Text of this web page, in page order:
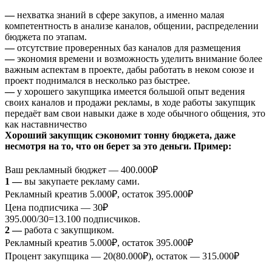
—нехватка знаний в сфере закупов, а именно малая
компетентность в анализе каналов, общении, распределении
бюджета по этапам.
—отсутствие проверенных баз каналов для размещения
—экономия времени и возможность уделить внимание более
важным аспектам в проекте, дабы работать в неком союзе и
проект поднимался в несколько раз быстрее.
—у хорошего закупщика имеется большой опыт ведения
своих каналов и продажи рекламы, в ходе работы закупщик
передаёт вам свои навыки даже в ходе обычного общения, это
как наставничество
Хороший закупщик сэкономит тонну бюджета, даже
несмотря на то, что он берет за это деньги. Пример:
Ваш рекламный бюджет — 400.000₽
1 —вы закупаете рекламу сами.
Рекламный креатив 5.000₽, остаток 395.000₽
Цена подписчика — 30₽
395.000/30=13.100 подписчиков.
2 —работа с закупщиком.
Рекламный креатив 5.000₽, остаток 395.000₽
Процент закупщика — 20(80.000₽), остаток — 315.000₽